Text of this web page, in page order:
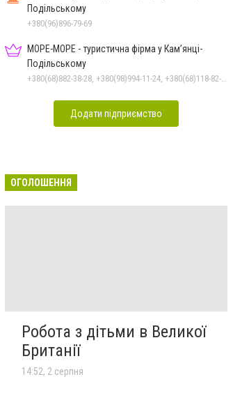
Подільському
+380(96)896-79-69
МОРЕ-МОРЕ - туристична фірма у Кам’янці-
Подільському
+380(68)882-38-28, +380(98)994-11-24, +380(68)118-82-77
Додати підприємство
ОГОЛОШЕННЯ
Робота з дітьми в Великої
Британії
14:52, 2 серпня